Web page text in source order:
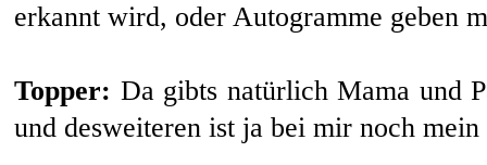
erkannt wird, oder Autogramme geben
Topper: Da gibts natürlich Mama und
und desweiteren ist ja bei mir noch